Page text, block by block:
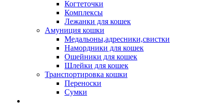
Когтеточки
Комплексы
Лежанки для кошек
Амуниция кошки
Медальоны,адресники,свистки
Намордники для кошек
Ошейники для кошек
Шлейки для кошек
Транспортировка кошки
Переноски
Сумки